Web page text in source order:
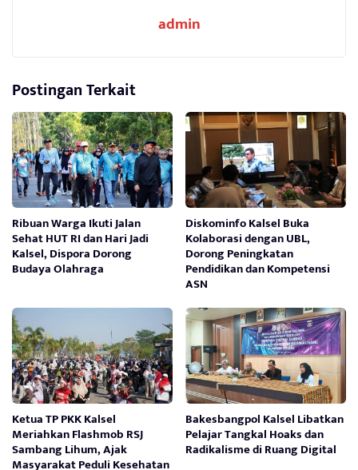
admin
Postingan Terkait
Ribuan Warga Ikuti Jalan
Sehat HUT RI dan Hari Jadi
Kalsel, Dispora Dorong
Budaya Olahraga
Diskominfo Kalsel Buka
Kolaborasi dengan UBL,
Dorong Peningkatan
Pendidikan dan Kompetensi
ASN
Ketua TP PKK Kalsel
Meriahkan Flashmob RSJ
Sambang Lihum, Ajak
Masyarakat Peduli Kesehatan
Bakesbangpol Kalsel Libatkan
Pelajar Tangkal Hoaks dan
Radikalisme di Ruang Digital